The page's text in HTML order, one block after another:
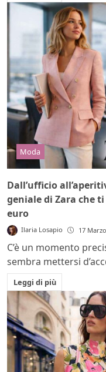
Moda
Dall’ufficio
geniale di Zara che
euro
Ilaria Losapio 17
C’è un momento
sembra mettersi
Leggi di più